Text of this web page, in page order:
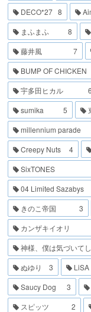
DECO*27 8
まふまふ
8
藤井風
7
BUMP OF CHICKEN
宇多田ヒカル
6
sumika
5
millennium parade
Creepy Nuts
4
SixTONES
04 Limited Sazabys
きのこ帝国
3
カンザキイオリ
神様、僕は気づいて
ぬゆり
3 LiSA
Saucy Dog
3
スピッツ
2